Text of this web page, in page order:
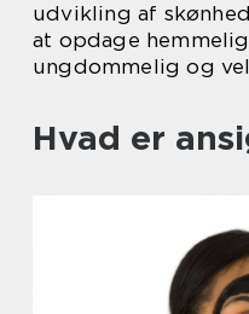
udvikling af
at opdage
ungdommelig og
Hvad er